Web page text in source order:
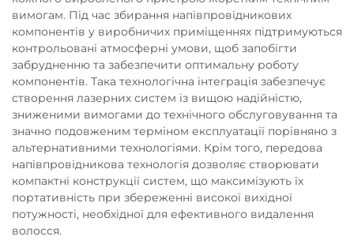
вимогам. Під час збирання напівпровідникових
компонентів у виробничих приміщеннях підтримуються
контрольовані атмосферні умови, щоб запобігти
забрудненню та забезпечити оптимальну роботу
компонентів. Така технологічна інтеграція забезпечує
створення лазерних систем із вищою надійністю,
зниженими вимогами до технічного обслуговування та
значно подовженим терміном експлуатації порівняно з
альтернативними технологіями. Крім того, передова
напівпровідникова технологія дозволяє створювати
компактні конструкції систем, що максимізують їх
портативність при збереженні високої вихідної
потужності, необхідної для ефективного видалення
волосся.